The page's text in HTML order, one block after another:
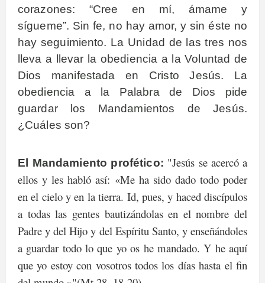
corazones: “Cree en mí, ámame y
sígueme”. Sin fe, no hay amor, y sin éste no
hay seguimiento. La Unidad de las tres nos
lleva a llevar la obediencia a la Voluntad de
Dios manifestada en Cristo Jesús. La
obediencia a la Palabra de Dios pide
guardar los Mandamientos de Jesús.
¿Cuáles son?
El Mandamiento profético: "Jesús se acercó a
ellos y les habló así: «Me ha sido dado todo poder
en el cielo y en la tierra. Id, pues, y haced discípulos
a todas las gentes bautizándolas en el nombre del
Padre y del Hijo y del Espíritu Santo, y enseñándoles
a guardar todo lo que yo os he mandado. Y he aquí
que yo estoy con vosotros todos los días hasta el fin